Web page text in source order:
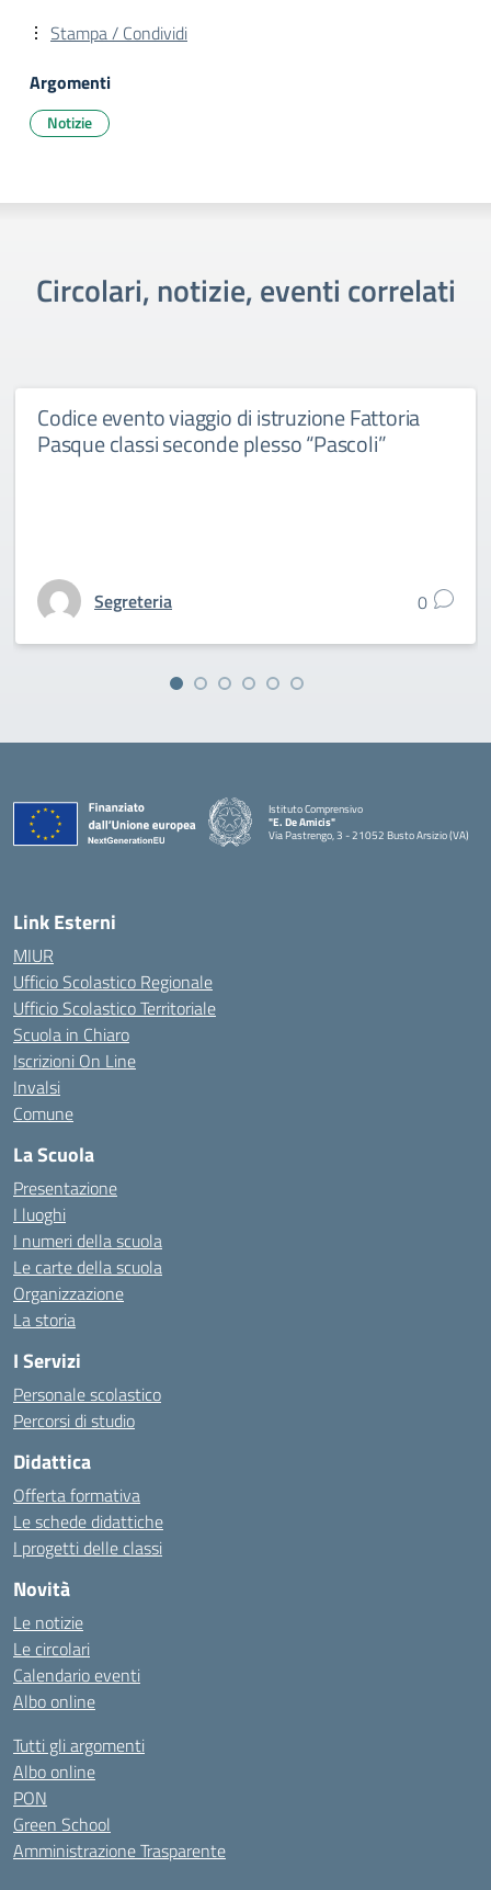
Stampa / Condividi
Argomenti
Notizie
Circolari, notizie, eventi correlati
Codice evento viaggio di istruzione Fattoria
Pasque classi seconde plesso “Pascoli”
Segreteria 0
Istituto Comprensivo
"E. De Amicis"
Via Pastrengo, 3 - 21052 Busto Arsizio (VA)
Link Esterni
MIUR
Ufficio Scolastico Regionale
Ufficio Scolastico Territoriale
Scuola in Chiaro
Iscrizioni On Line
Invalsi
Comune
La Scuola
Presentazione
I luoghi
I numeri della scuola
Le carte della scuola
Organizzazione
La storia
I Servizi
Personale scolastico
Percorsi di studio
Didattica
Offerta formativa
Le schede didattiche
I progetti delle classi
Novità
Le notizie
Le circolari
Calendario eventi
Albo online
Tutti gli argomenti
Albo online
PON
Green School
Amministrazione Trasparente